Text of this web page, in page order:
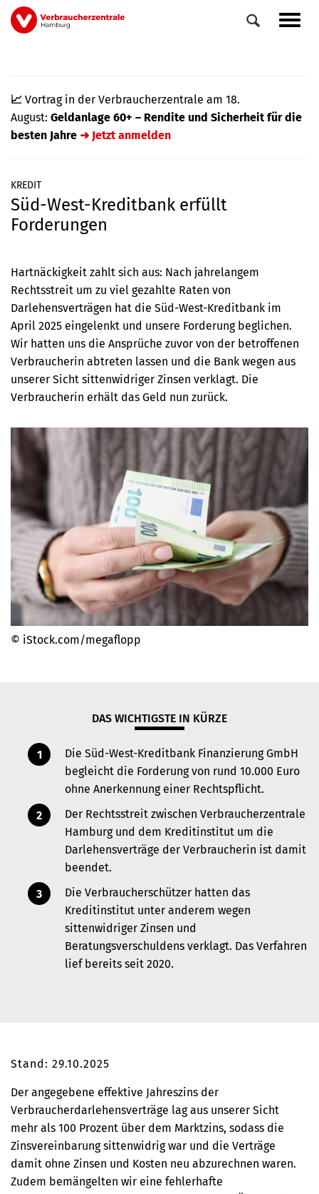
Direkt
zum
📈 Vortrag in der Verbraucherzentrale am 18.
August: Geldanlage 60+ – Rendite und Sicherheit für die
besten Jahre ➜ Jetzt anmelden
Veranstaltungen
0
KREDIT
Süd-West-Kreditbank erfüllt
Forderungen
Hartnäckigkeit zahlt sich aus: Nach jahrelangem
Rechtsstreit um zu viel gezahlte Raten von
Darlehensverträgen hat die Süd-West-Kreditbank im
April 2025 eingelenkt und unsere Forderung beglichen.
Wir hatten uns die Ansprüche zuvor von der betroffenen
Verbraucherin abtreten lassen und die Bank wegen aus
unserer Sicht sittenwidriger Zinsen verklagt. Die
Verbraucherin erhält das Geld nun zurück.
© iStock.com/megaflopp
DAS WICHTIGSTE IN KÜRZE
Die Süd-West-Kreditbank Finanzierung GmbH
begleicht die Forderung von rund 10.000 Euro
ohne Anerkennung einer Rechtspflicht.
Der Rechtsstreit zwischen Verbraucherzentrale
Hamburg und dem Kreditinstitut um die
Darlehensverträge der Verbraucherin ist damit
beendet.
Die Verbraucherschützer hatten das
Kreditinstitut unter anderem wegen
sittenwidriger Zinsen und
Beratungsverschuldens verklagt. Das Verfahren
lief bereits seit 2020.
Stand: 29.10.2025
Der angegebene effektive Jahreszins der
Verbraucherdarlehensverträge lag aus unserer Sicht
mehr als 100 Prozent über dem Marktzins, sodass die
Zinsvereinbarung sittenwidrig war und die Verträge
damit ohne Zinsen und Kosten neu abzurechnen waren.
Zudem bemängelten wir eine fehlerhafte